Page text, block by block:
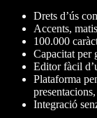
Drets d’ús
Accents,
100.000
Capacitat per
Editor fàcil
Plataforma
Integració